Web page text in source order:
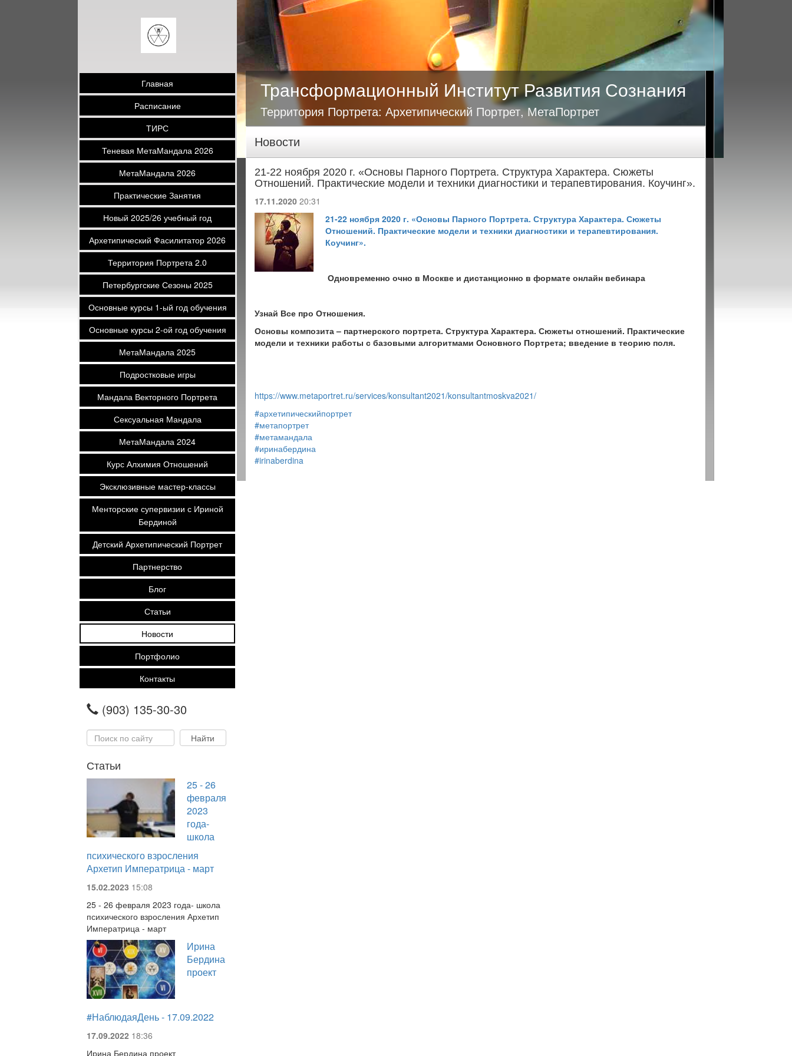
Главная
Расписание
ТИРС
Теневая МетаМандала 2026
МетаМандала 2026
Практические Занятия
Новый 2025/26 учебный год
Архетипический Фасилитатор 2026
Территория Портрета 2.0
Петербургские Сезоны 2025
Основные курсы 1-ый год обучения
Основные курсы 2-ой год обучения
МетаМандала 2025
Подростковые игры
Мандала Векторного Портрета
Сексуальная Мандала
МетаМандала 2024
Курс Алхимия Отношений
Эксклюзивные мастер-классы
Менторские супервизии с Ириной
Бердиной
Детский Архетипический Портрет
Партнерство
Блог
Статьи
Новости
Портфолио
Контакты
(903) 135-30-30
Статьи
25 - 26
февраля
2023
года-
школа
психического взросления
Архетип Императрица - март
15.02.2023 15:08
25 - 26 февраля 2023 года- школа
психического взросления Архетип
Императрица - март
Ирина
Бердина
проект
#НаблюдаяДень - 17.09.2022
17.09.2022 18:36
Ирина Бердина проект
Трансформационный Институт Развития Сознания
Территория Портрета: Архетипический Портрет, МетаПортрет
Новости
21-22 ноября 2020 г. «Основы Парного Портрета. Структура Характера. Сюжеты
Отношений. Практические модели и техники диагностики и терапевтирования. Коучинг».
17.11.2020 20:31
21-22 ноября 2020 г. «Основы Парного Портрета. Структура Характера. Сюжеты
Отношений. Практические модели и техники диагностики и терапевтирования.
Коучинг».
Одновременно очно в Москве и дистанционно в формате онлайн вебинара
Узнай Все про Отношения.
Основы композита – партнерского портрета. Структура Характера. Сюжеты отношений. Практические
модели и техники работы с базовыми алгоритмами Основного Портрета; введение в теорию поля.
https://www.metaportret.ru/services/konsultant2021/konsultantmoskva2021/
#архетипическийпортрет
#метапортрет
#метамандала
#иринабердина
#irinaberdina